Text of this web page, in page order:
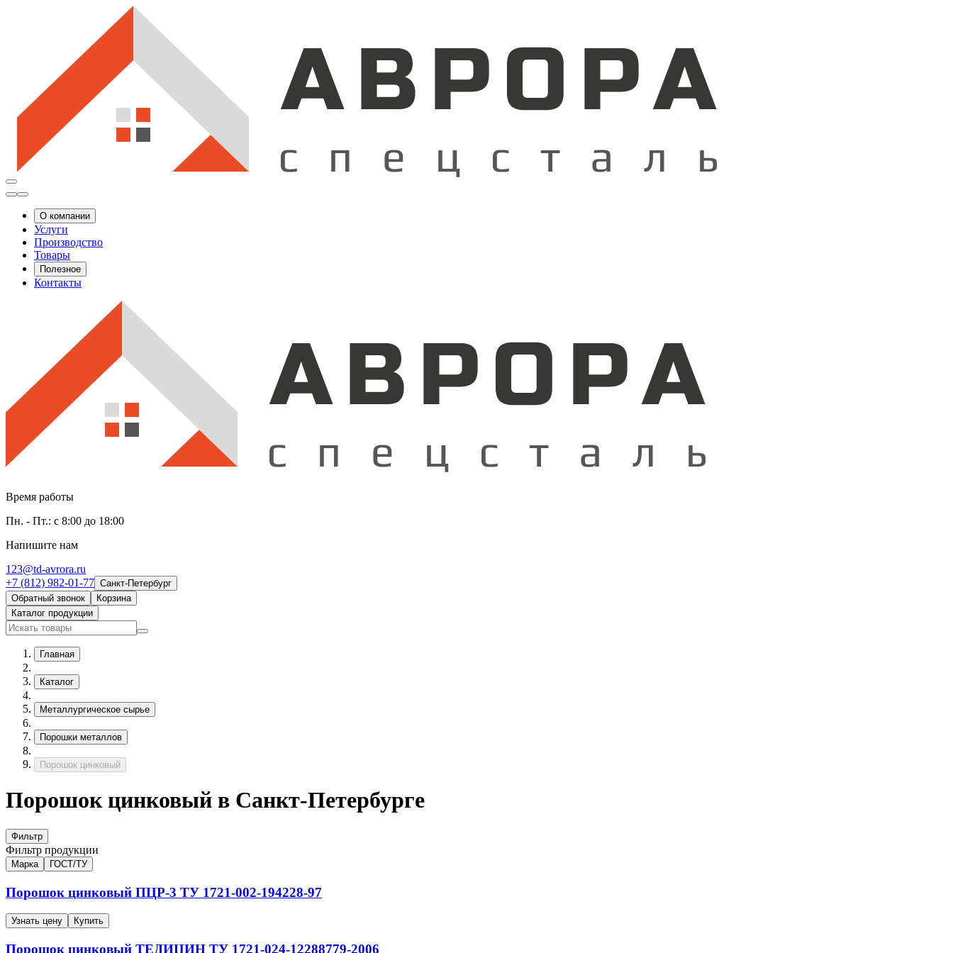
О компании
Услуги
Производство
Товары
Полезное
Контакты
Время работы
Пн. - Пт.: с 8:00 до 18:00
Напишите нам
123@td-avrora.ru
+7 (812) 982-01-77 Санкт-Петербург
Обратный звонок
Корзина
Каталог продукции
Главная
Каталог
Металлургическое сырье
Порошки металлов
Порошок цинковый
Порошок цинковый в Санкт-Петербурге
Фильтр
Фильтр продукции
Марка ГОСТ/ТУ
Порошок цинковый ПЦР-3 ТУ 1721-002-194228-97
Узнать цену Купить
Порошок цинковый ТЕДИЦИН ТУ 1721-024-12288779-2006